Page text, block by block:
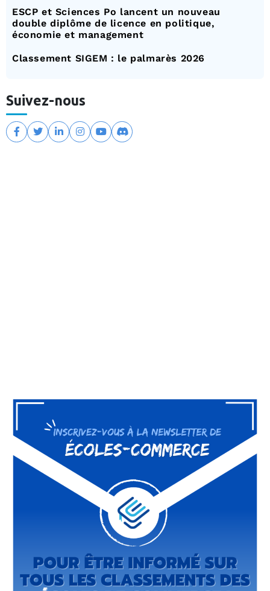
ESCP et Sciences Po lancent un nouveau
double diplôme de licence en politique,
économie et management
Classement SIGEM : le palmarès 2026
Suivez-nous